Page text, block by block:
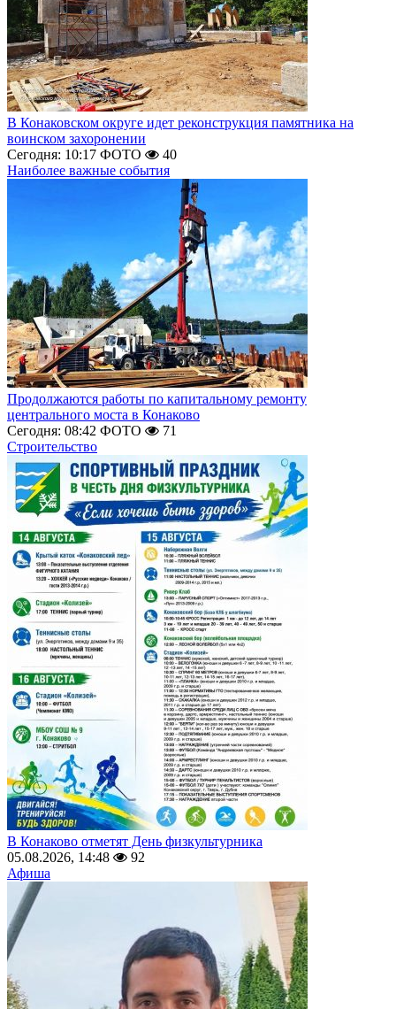
В Конаковском округе идет реконструкция памятника на
воинском захоронении
Сегодня: 10:17 ФОТО
40
Наиболее важные события
Продолжаются работы по капитальному ремонту
центрального моста в Конаково
Сегодня: 08:42 ФОТО
71
Строительство
В Конаково отметят День физкультурника
05.08.2026, 14:48
92
Афиша